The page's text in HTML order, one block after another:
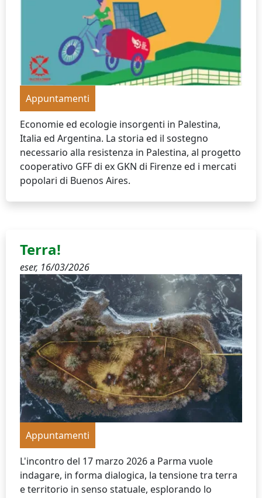
Appuntamenti
Economie ed ecologie insorgenti in Palestina,
Italia ed Argentina. La storia ed il sostegno
necessario alla resistenza in Palestina, al progetto
cooperativo GFF di ex GKN di Firenze ed i mercati
popolari di Buenos Aires.
Terra!
eser, 16/03/2026
Appuntamenti
L'incontro del 17 marzo 2026 a Parma vuole
indagare, in forma dialogica, la tensione tra terra
e territorio in senso statuale, esplorando lo